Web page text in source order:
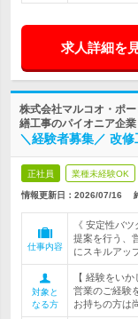
求人詳細を
株式会社マルコオ・ポ
繕工事のパイオニア企業
＼経験者募集／ 改
正社員 業種未経験OK
情報更新日：2026/07/16
仕事内容
《 安定性バ
提案を行う、
にスキルアッ
対象と
なる方
【 経験をい
営業のご経験
お持ちの方は